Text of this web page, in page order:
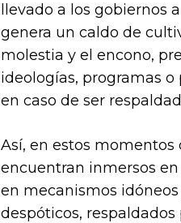
llevado a los
genera un caldo de
molestia y el encono,
ideologías, programas
en caso de ser
Así, en estos
encuentran inmersos
en mecanismos
despóticos,